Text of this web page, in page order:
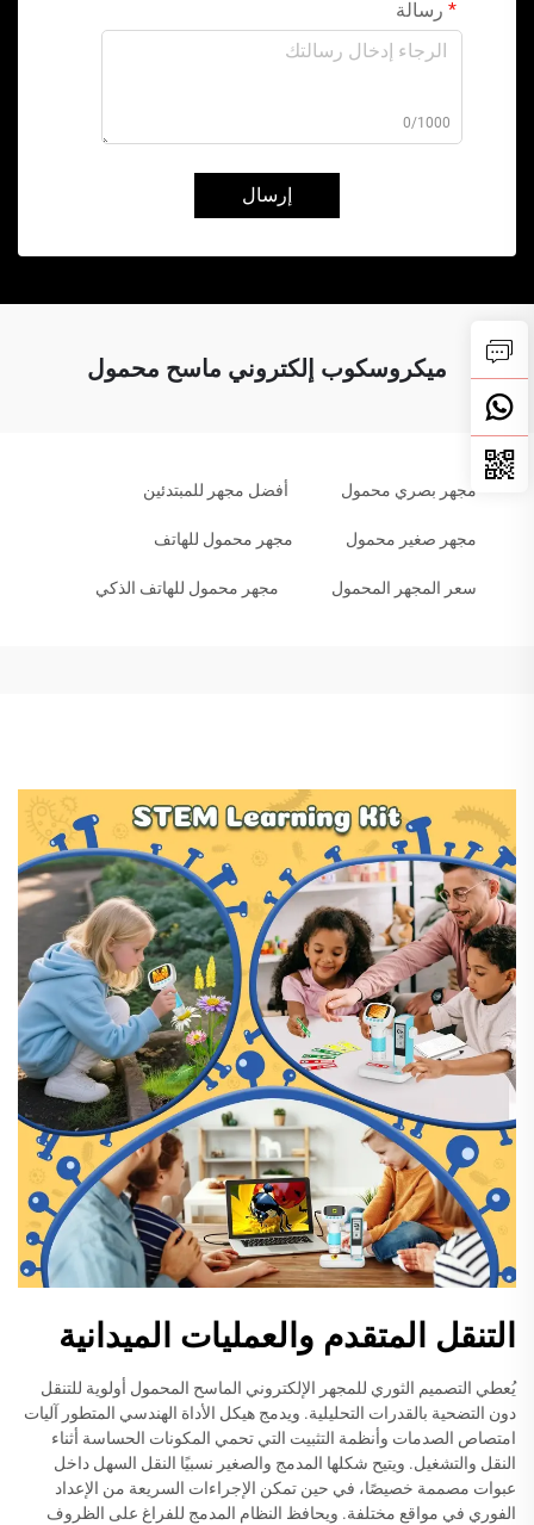
رسالة
0/1000
إرسال
ميكروسكوب إلكتروني ماسح محمول
مجهر بصري محمول أفضل مجهر للمبتدئين
مجهر صغير محمول مجهر محمول للهاتف
سعر المجهر المحمول مجهر محمول للهاتف الذكي
التنقل المتقدم والعمليات الميدانية
يُعطي التصميم الثوري للمجهر الإلكتروني الماسح المحمول أولوية للتنقل
دون التضحية بالقدرات التحليلية. ويدمج هيكل الأداة الهندسي المتطور آليات
امتصاص الصدمات وأنظمة التثبيت التي تحمي المكونات الحساسة أثناء
النقل والتشغيل. ويتيح شكلها المدمج والصغير نسبيًا النقل السهل داخل
عبوات مصممة خصيصًا، في حين تمكن الإجراءات السريعة من الإعداد
الفوري في مواقع مختلفة. ويحافظ النظام المدمج للفراغ على الظروف